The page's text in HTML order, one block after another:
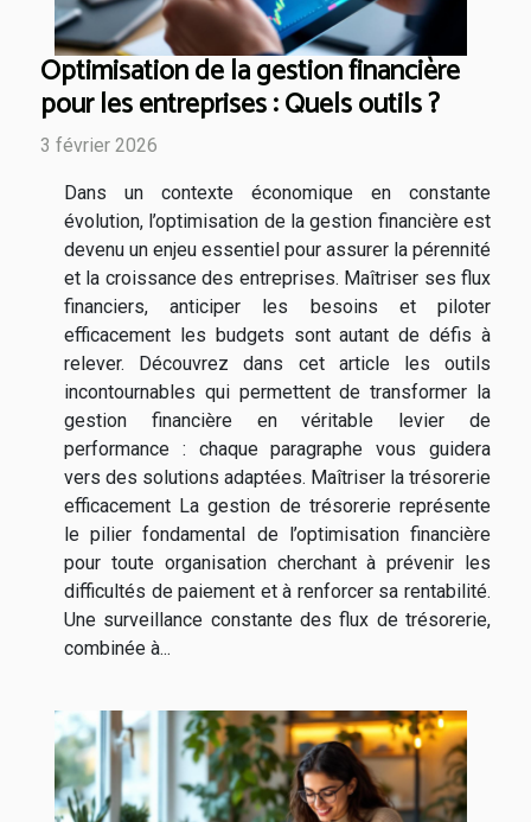
Optimisation de la gestion financière
pour les entreprises : Quels outils ?
3 février 2026
Dans un contexte économique en constante
évolution, l’optimisation de la gestion financière est
devenu un enjeu essentiel pour assurer la pérennité
et la croissance des entreprises. Maîtriser ses flux
financiers, anticiper les besoins et piloter
efficacement les budgets sont autant de défis à
relever. Découvrez dans cet article les outils
incontournables qui permettent de transformer la
gestion financière en véritable levier de
performance : chaque paragraphe vous guidera
vers des solutions adaptées. Maîtriser la trésorerie
efficacement La gestion de trésorerie représente
le pilier fondamental de l’optimisation financière
pour toute organisation cherchant à prévenir les
difficultés de paiement et à renforcer sa rentabilité.
Une surveillance constante des flux de trésorerie,
combinée à...